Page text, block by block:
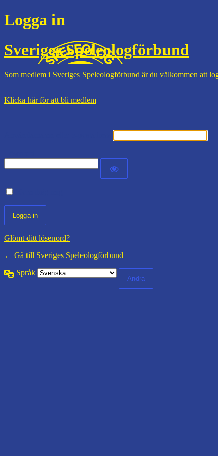
Logga in
Sveriges Speleologförbund
Som medlem i Sveriges Speleologförbund är du välkommen att
Klicka här för att bli medlem
Glömt ditt lösenord?
← Gå till Sveriges Speleologförbund
Språk